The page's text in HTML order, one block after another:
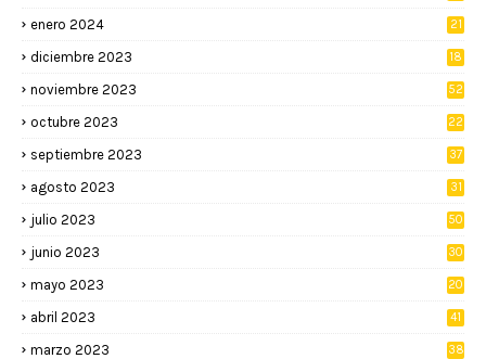
enero 2024 21
diciembre 2023 18
noviembre 2023 52
octubre 2023 22
septiembre 2023 37
agosto 2023 31
julio 2023 50
junio 2023 30
mayo 2023 20
abril 2023 41
marzo 2023 38